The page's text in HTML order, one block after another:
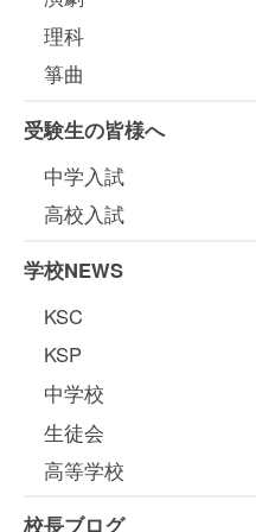
理科
箏曲
受験生の皆様へ
中学入試
高校入試
学校NEWS
KSC
KSP
中学校
生徒会
高等学校
校長ブログ